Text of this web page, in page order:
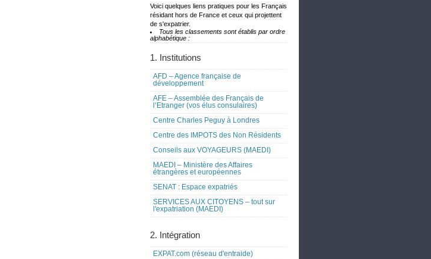
Voici quelques liens pratiques pour les Français
résidant hors de France et ceux qui projettent
de s'expatrier.
Tous les classements sont établis par ordre
alphabétique :
1. Institutions
AFD – Agence française de
développement
AFE – Assemblée des Français de
l’Etranger (vos élus consulaires)
Centre Charles Peguy à Londres
Centre des IMPOTS des Non Résidents
Conseils aux VOYAGEURS (MAEDI)
MAEDI – Ministère des Affaires
étrangères et européennes
SENAT : Espace expatriés
SERVICES AUX CITOYENS – tout sur
l'expatriation (MAEDI)
2. Intégration
EXPAT.com (réseau d'entraide)